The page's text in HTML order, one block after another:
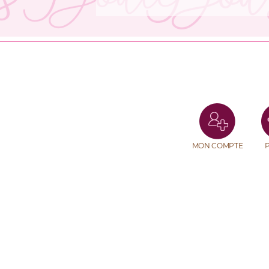
59,90€.29,95€.
MON COMPTE